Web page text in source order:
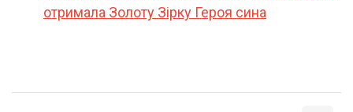
отримала Золоту Зірку Героя сина